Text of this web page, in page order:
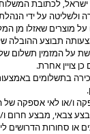
לכתובת
ולשליטה על ידי
מוצרים שאזלו מן
תבוצע ההובלה
על המזמין תשלום
צויין אחרת.
בתשלומים
ו/או לאי אספקה
צבאי, מבצע חרום
או סחורות הדרושים